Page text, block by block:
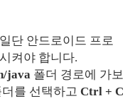
단 안드로이드 프로
켜야 합니다.
java 폴더 경로에 가보
를 선택하고 Ctrl + C